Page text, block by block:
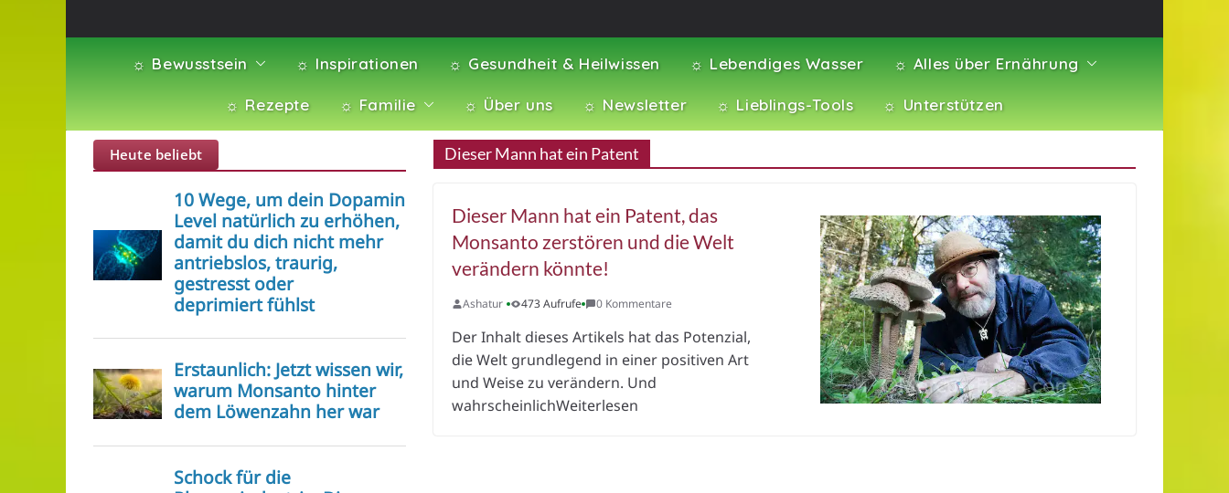
☼ Bewusstsein ☼ Inspirationen ☼ Gesundheit & Heilwissen ☼ Lebendiges Wasser ☼ Alles über Ernährung
☼ Rezepte ☼ Familie ☼ Über uns ☼ Newsletter ☼ Lieblings-Tools ☼ Unterstützen
Dieser Mann hat ein Patent
Dieser Mann hat ein Patent, das
Monsanto zerstören und die Welt
verändern könnte!
Ashatur 473 Aufrufe 0 Kommentare
Der Inhalt dieses Artikels hat das Potenzial,
die Welt grundlegend in einer positiven Art
und Weise zu verändern. Und
wahrscheinlichWeiterlesen
Heute beliebt